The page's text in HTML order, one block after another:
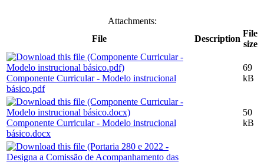
Attachments:
File
Description
File
size
Componente Curricular - Modelo instrucional
básico.pdf
69
kB
Componente Curricular - Modelo instrucional
básico.docx
50
kB